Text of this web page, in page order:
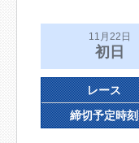
11月22日
初日
レース
締切予定時刻